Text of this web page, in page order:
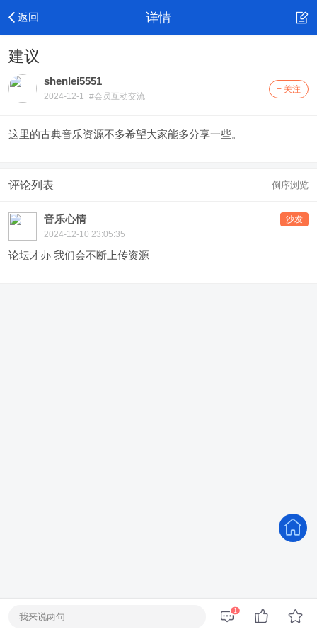
详情
建议
shenlei5551
2024-12-1 #会员互动交流
+ 关注
这里的古典音乐资源不多希望大家能多分享一些。
评论列表 倒序浏览
沙发
音乐心情
2024-12-10 23:05:35
论坛才办 我们会不断上传资源
我来说两句
1